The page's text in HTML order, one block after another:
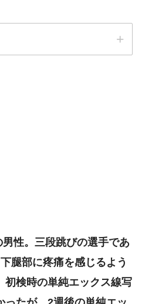
スミス骨折
性。三段跳びの選手であ
腿部に疼痛を感じるよう
初検時の単純エックス線写